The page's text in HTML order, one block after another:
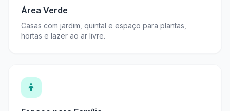
Área Verde
Casas com jardim, quintal e espaço para plantas,
hortas e lazer ao ar livre.